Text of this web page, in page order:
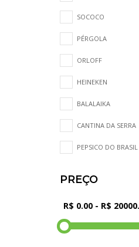
SOCOCO
PÉRGOLA
ORLOFF
HEINEKEN
BALALAIKA
CANTINA DA SERRA
PEPSICO DO BRASIL
PREÇO